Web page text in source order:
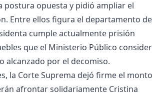
postura opuesta y pidió ampliar el
Entre ellos figura el departamento
cumple actualmente prisión
que el Ministerio Público
alcanzado por el decomiso.
la Corte Suprema dejó firme el monto
afrontar solidariamente Cristina